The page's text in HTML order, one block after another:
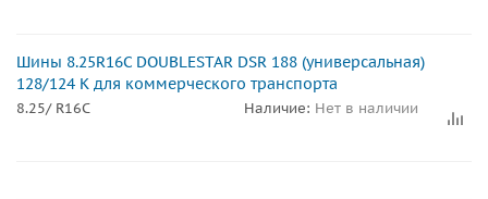
Шины 8.25R16C DOUBLESTAR DSR 188 (универсальная)
128/124 K для коммерческого транспорта
8.25/ R16C Наличие: Нет в наличии